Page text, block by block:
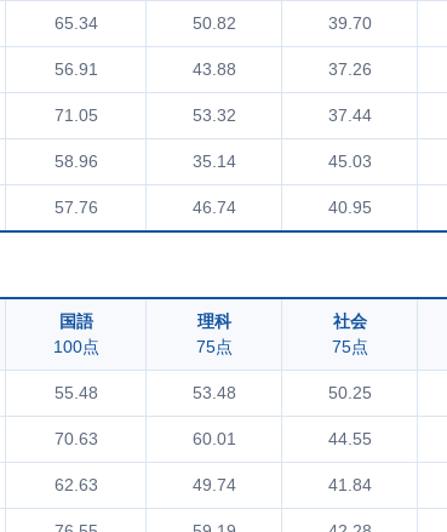
65.34 50.82 39.70
56.91 43.88 37.26
71.05 53.32 37.44
58.96 35.14 45.03
57.76 46.74 40.95
国語
100点
理科
75点
社会
75点
55.48 53.48 50.25
70.63 60.01 44.55
62.63 49.74 41.84